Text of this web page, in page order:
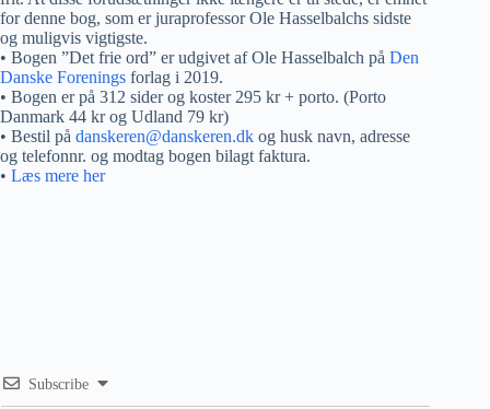
for denne bog, som er juraprofessor Ole Hasselbalchs sidste
og muligvis vigtigste.
• Bogen ”Det frie ord” er udgivet af Ole Hasselbalch på Den
Danske Forenings forlag i 2019.
• Bogen er på 312 sider og koster 295 kr + porto. (Porto
Danmark 44 kr og Udland 79 kr)
• Bestil på danskeren@danskeren.dk og husk navn, adresse
og telefonnr. og modtag bogen bilagt faktura.
• Læs mere her
Subscribe